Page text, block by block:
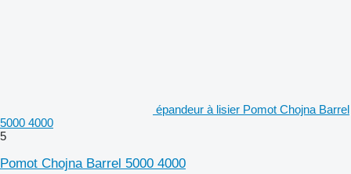
épandeur à lisier Pomot Chojna Barrel
5000 4000
5
Pomot Chojna Barrel 5000 4000